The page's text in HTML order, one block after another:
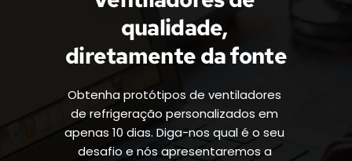
qualidade,
diretamente da fonte
Obtenha protótipos de ventiladores
de refrigeração personalizados em
apenas 10 dias. Diga-nos qual é o seu
desafio e nós apresentaremos a